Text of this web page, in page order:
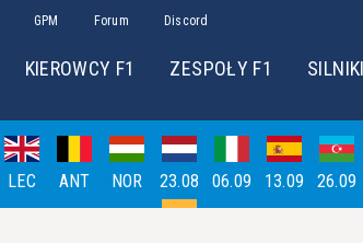
GPM Forum Discord
KIEROWCY F1 ZESPOŁY F1
LEC ANT NOR 23.08 06.09 13.09 26.09